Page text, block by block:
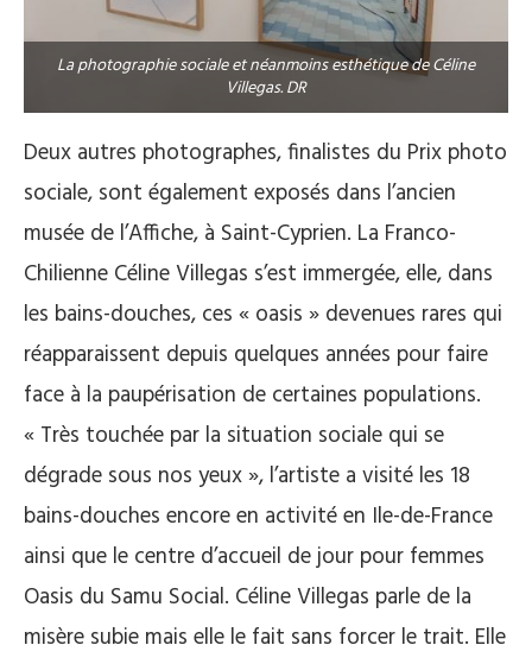
La photographie sociale et néanmoins esthétique de Céline
Villegas. DR
Deux autres photographes, finalistes du Prix photo
sociale, sont également exposés dans l’ancien
musée de l’Affiche, à Saint-Cyprien. La Franco-
Chilienne Céline Villegas s’est immergée, elle, dans
les bains-douches, ces « oasis » devenues rares qui
réapparaissent depuis quelques années pour faire
face à la paupérisation de certaines populations.
« Très touchée par la situation sociale qui se
dégrade sous nos yeux », l’artiste a visité les 18
bains-douches encore en activité en Ile-de-France
ainsi que le centre d’accueil de jour pour femmes
Oasis du Samu Social. Céline Villegas parle de la
misère subie mais elle le fait sans forcer le trait. Elle